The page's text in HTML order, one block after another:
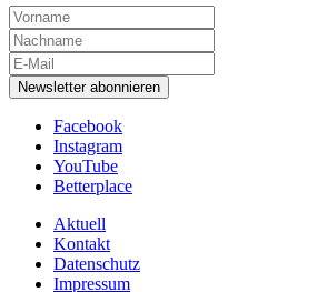
Newsletter abonnieren
Facebook
Instagram
YouTube
Betterplace
Aktuell
Kontakt
Datenschutz
Impressum